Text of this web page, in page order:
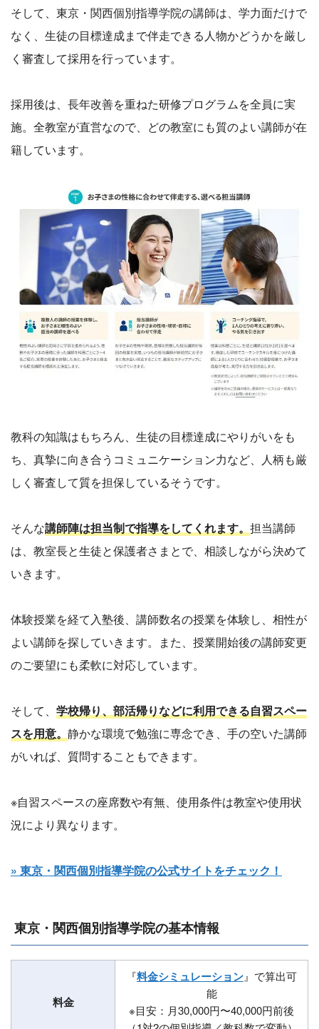
そして、東京・関西個別指導学院の講師は、学力面だけで
なく、生徒の目標達成まで伴走できる人物かどうかを厳し
く審査して採用を行っています。
採用後は、長年改善を重ねた研修プログラムを全員に実
施。全教室が直営なので、どの教室にも質のよい講師が在
籍しています。
教科の知識はもちろん、生徒の目標達成にやりがいをも
ち、真摯に向き合うコミュニケーション力など、人柄も厳
しく審査して質を担保しているそうです。
そんな講師陣は担当制で指導をしてくれます。 担当講師
は、教室長と生徒と保護者さまとで、相談しながら決めて
いきます。
体験授業を経て入塾後、講師数名の授業を体験し、相性が
よい講師を探していきます。また、授業開始後の講師変更
のご要望にも柔軟に対応しています。
そして、 学校帰り、部活帰りなどに利用できる自習スペー
スを用意。 静かな環境で勉強に専念でき、手の空いた講師
がいれば、質問することもできます。
※自習スペースの座席数や有無、使用条件は教室や使用状
況により異なります。
» 東京・関西個別指導学院の公式サイトをチェック！
東京・関西個別指導学院の基本情報
料金
『料金シミュレーション』で算出可
能
※目安：月30,000円〜40,000円前後